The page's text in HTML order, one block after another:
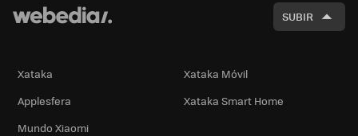
SUBIR
Xataka
Xataka Móvil
Applesfera
Xataka Smart Home
Mundo Xiaomi